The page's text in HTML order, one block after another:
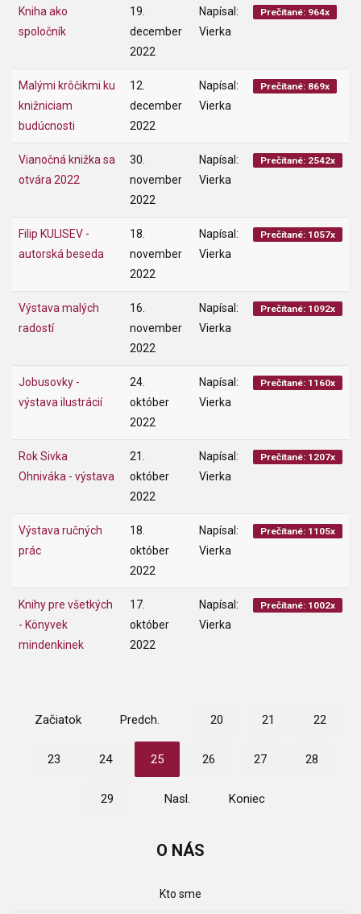
Kniha ako
spoločník
19.
december
2022
Napísal:
Vierka
Prečítané: 964x
Malými krôčikmi ku
knižniciam
budúcnosti
12.
december
2022
Napísal:
Vierka
Prečítané: 869x
Vianočná knižka sa
otvára 2022
30.
november
2022
Napísal:
Vierka
Prečítané: 2542x
Filip KULISEV -
autorská beseda
18.
november
2022
Napísal:
Vierka
Prečítané: 1057x
Výstava malých
radostí
16.
november
2022
Napísal:
Vierka
Prečítané: 1092x
Jobusovky -
výstava ilustrácií
24.
október
2022
Napísal:
Vierka
Prečítané: 1160x
Rok Sivka
Ohniváka - výstava
21.
október
2022
Napísal:
Vierka
Prečítané: 1207x
Výstava ručných
prác
18.
október
2022
Napísal:
Vierka
Prečítané: 1105x
Knihy pre všetkých
- Könyvek
mindenkinek
17.
október
2022
Napísal:
Vierka
Prečítané: 1002x
Začiatok Predch. 20 21 22
23 24 25 26 27 28
29 Nasl. Koniec
O NÁS
Kto sme